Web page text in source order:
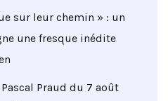
sur leur chemin » : un
une fresque inédite
Praud du 7 août